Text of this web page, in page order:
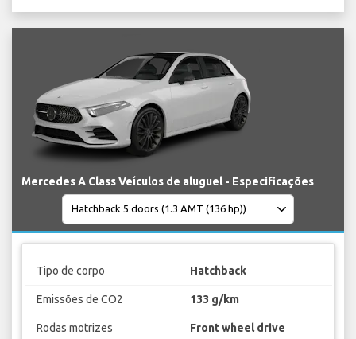
Mercedes A Class Veículos de aluguel - Especificações
Tipo de corpo Hatchback
Emissões de CO2 133 g/km
Rodas motrizes Front wheel drive